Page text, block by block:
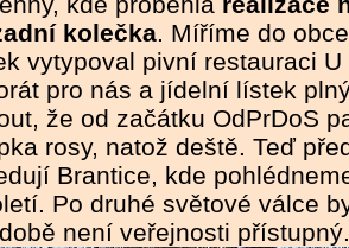
kolečka. Míříme do
vytypoval pivní restauraci
pro nás a jídelní lístek
že od začátku OdPrDoS
rosy, natož deště. Teď
Brantice, kde
Po druhé světové válce
není veřejnosti přístupný.